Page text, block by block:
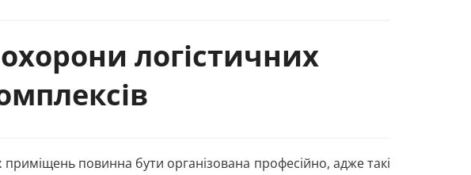
логістичних
приміщень повинна бути організована професійно, адже такі